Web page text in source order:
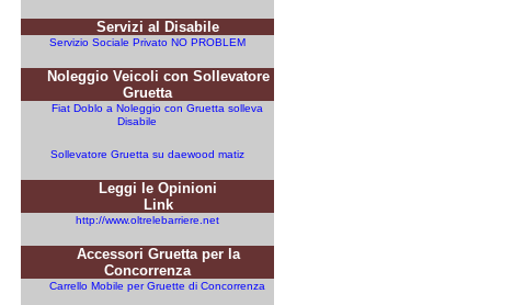
Servizi al Disabile
Servizio Sociale Privato NO PROBLEM
Noleggio Veicoli con Sollevatore
Gruetta
Fiat Doblo a Noleggio con Gruetta solleva
Disabile
Sollevatore Gruetta su daewood matiz
Leggi le Opinioni
Link
http://www.oltrelebarriere.net
Accessori Gruetta per la
Concorrenza
Carrello Mobile per Gruette di Concorrenza